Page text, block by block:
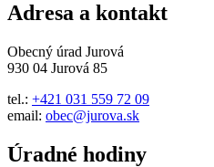
Adresa a kontakt
Obecný úrad Jurová
930 04 Jurová 85
tel.: +421 031 559 72 09
email: obec@jurova.sk
Úradné hodiny